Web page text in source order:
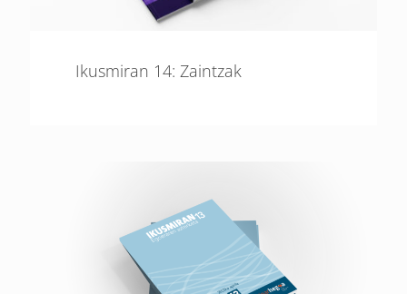
Ikusmiran 14: Zaintzak